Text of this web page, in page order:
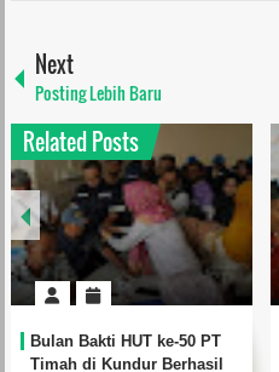
Next
Posting Lebih Baru
Related Posts
Bulan Bakti HUT ke-50 PT
Timah di Kundur Berhasil